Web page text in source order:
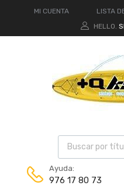
MI CUENTA LISTA
HELLO.
Ayuda:
976 17 80 73